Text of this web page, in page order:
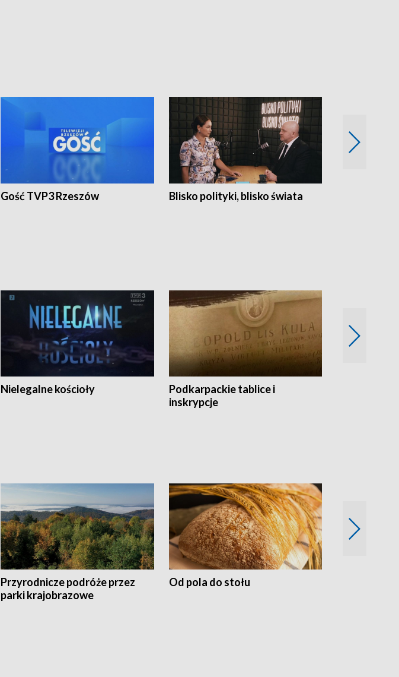
Gość TVP3 Rzeszów Blisko polityki, blisko świata
Nielegalne kościoły
Podkarpackie tablice i
inskrypcje
Przyrodnicze podróże przez
parki krajobrazowe
Od pola do stołu